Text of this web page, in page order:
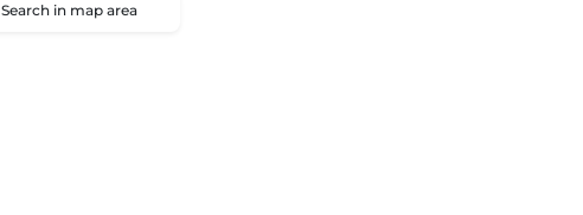
Search in map area